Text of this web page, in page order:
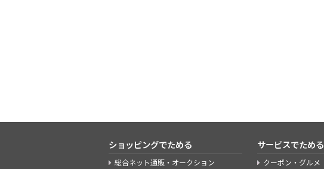
ショッピングでためる
総合ネット通販・オークション
サービスでためる
クーポン・グルメ